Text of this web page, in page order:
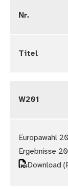
Nr.
Titel
W201
Europawahl
Ergebnisse
Download